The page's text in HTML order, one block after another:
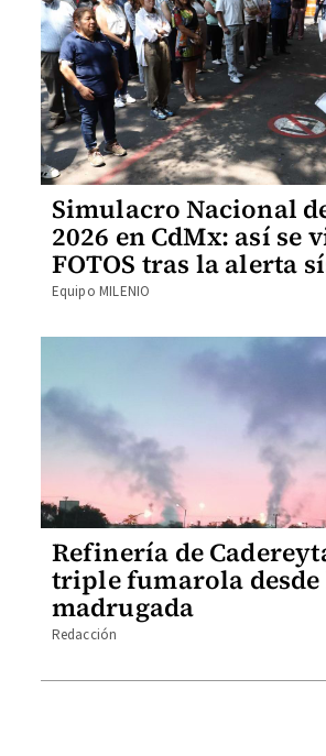
Simulacro Nacional
2026 en CdMx: así se
FOTOS tras la alerta
Equipo MILENIO
Refinería de
triple fumarola desde
madrugada
Redacción